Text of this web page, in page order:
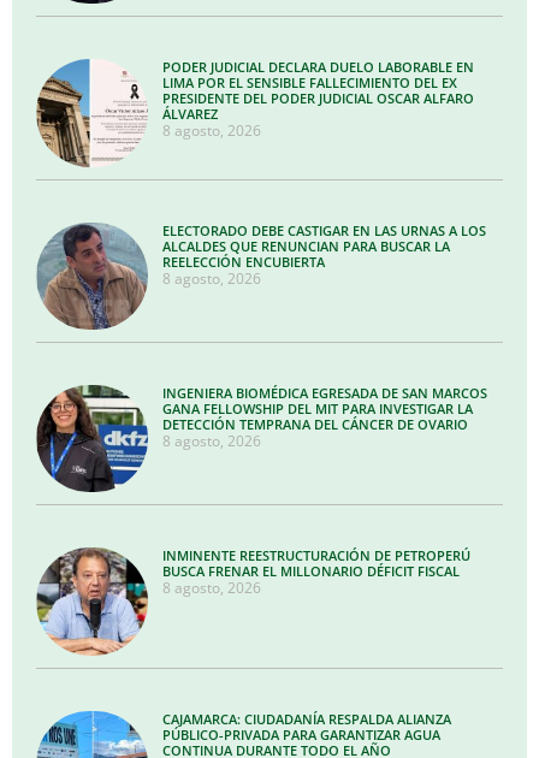
PODER JUDICIAL DECLARA DUELO LABORABLE EN
LIMA POR EL SENSIBLE FALLECIMIENTO DEL EX
PRESIDENTE DEL PODER JUDICIAL OSCAR ALFARO
ÁLVAREZ
8 agosto, 2026
ELECTORADO DEBE CASTIGAR EN LAS URNAS A LOS
ALCALDES QUE RENUNCIAN PARA BUSCAR LA
REELECCIÓN ENCUBIERTA
8 agosto, 2026
INGENIERA BIOMÉDICA EGRESADA DE SAN MARCOS
GANA FELLOWSHIP DEL MIT PARA INVESTIGAR LA
DETECCIÓN TEMPRANA DEL CÁNCER DE OVARIO
8 agosto, 2026
INMINENTE REESTRUCTURACIÓN DE PETROPERÚ
BUSCA FRENAR EL MILLONARIO DÉFICIT FISCAL
8 agosto, 2026
CAJAMARCA: CIUDADANÍA RESPALDA ALIANZA
PÚBLICO-PRIVADA PARA GARANTIZAR AGUA
CONTINUA DURANTE TODO EL AÑO